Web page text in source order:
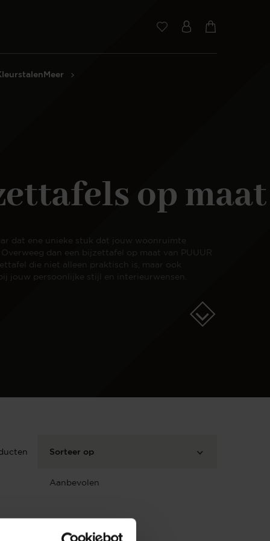
Meer
op maat
dat ene unieke stuk dat jouw woonruimte
dan een bijzettafel op maat van PUUUR
die niet alleen praktisch is, maar ook
jouw persoonlijke stijl en interieurwensen.
Sorteer op
Aanbevolen